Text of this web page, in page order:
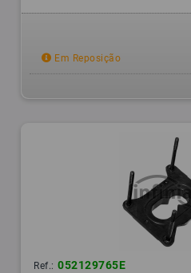
Em Reposição
Ref.: 052129765E